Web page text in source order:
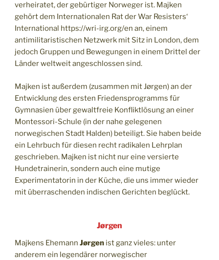
verheiratet, der gebürtiger Norweger ist. Majken
gehört dem Internationalen Rat der War Resisters‘
International https://wri-irg.org/en an, einem
antimilitaristischen Netzwerk mit Sitz in London, dem
jedoch Gruppen und Bewegungen in einem Drittel der
Länder weltweit angeschlossen sind.
Majken ist außerdem (zusammen mit Jørgen) an der
Entwicklung des ersten Friedensprogramms für
Gymnasien über gewaltfreie Konfliktlösung an einer
Montessori-Schule (in der nahe gelegenen
norwegischen Stadt Halden) beteiligt. Sie haben beide
ein Lehrbuch für diesen recht radikalen Lehrplan
geschrieben. Majken ist nicht nur eine versierte
Hundetrainerin, sondern auch eine mutige
Experimentatorin in der Küche, die uns immer wieder
mit überraschenden indischen Gerichten beglückt.
Jørgen
Majkens Ehemann Jørgen ist ganz vieles: unter
anderem ein legendärer norwegischer